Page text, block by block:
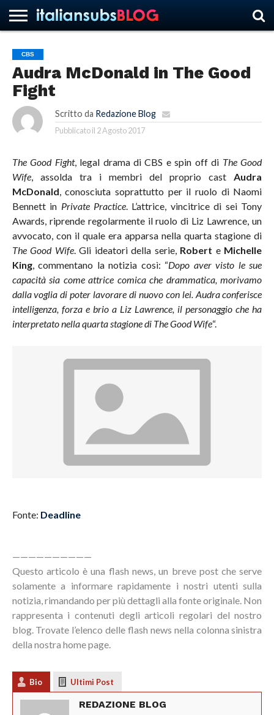
HOME
NEWS
ASCOLTI
RECENSIONI
INTERVISTE
CURIOSITÀ
CHI
SIAMO
CONTATTACI
FORUM
ITALIANSUBS
CBS
Audra McDonald in The Good
Fight
Scritto da Redazione Blog
Pubblicato il 2 Agosto 2017
The Good Fight, legal drama di CBS e spin off di The Good
Wife, assolda tra i membri del proprio castAudra
McDonald, conosciuta soprattutto per il ruolo di Naomi
Bennett in Private Practice. L’attrice, vincitrice di sei Tony
Awards, riprende regolarmente il ruolo di Liz Lawrence, un
avvocato, con il quale era apparsa nella quarta stagione di
The Good Wife. Gli ideatori della serie, Robert e Michelle
King, commentano la notizia così: “Dopo aver visto le sue
capacità sia come attrice comica che drammatica, morivamo
dalla voglia di poter lavorare di nuovo con lei. Audra conferisce
intelligenza, forza e brio a Liz Lawrence, il personaggio che ha
interpretato nella quarta stagione di The Good Wife“.
Fonte: Deadline
——————————
Questo articolo è una flash news, un breve post che serve
solamente a informare rapidamente i nostri utenti sulla
notizia, rimandando per più dettagli alla fonte originale. Non
rappresenta i contenuti degli articoli regolari del nostro
blog. Trovate l’elenco delle flash news nella colonna sinistra
della nostra home page.
Bio Ultimi Post
REDAZIONE BLOG